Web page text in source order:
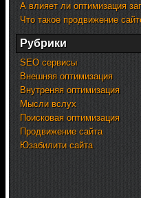
А влияет ли оптимизация
Что такое продвижение
Рубрики
SEO сервисы
Внешняя оптимизация
Внутреняя оптимизация
Мысли вслух
Поисковая оптимизация
Продвижение сайта
Юзабилити сайта